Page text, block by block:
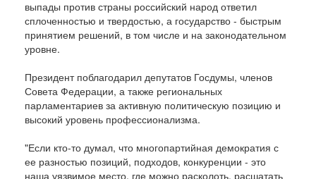
выпады против страны российский народ ответил
сплоченностью и твердостью, а государство - быстрым
принятием решений, в том числе и на законодательном
уровне.
Президент поблагодарил депутатов Госдумы, членов
Совета Федерации, а также региональных
парламентариев за активную политическую позицию и
высокий уровень профессионализма.
"Если кто-то думал, что многопартийная демократия с
ее разностью позиций, подходов, конкуренции - это
наша уязвимое место, где можно расколоть, расшатать